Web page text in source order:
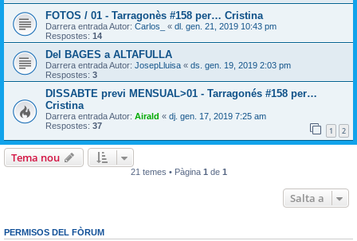
FOTOS / 01 - Tarragonès #158 per… Cristina
Darrera entrada Autor: Carlos_ « dl. gen. 21, 2019 10:43 pm
Respostes: 14
Del BAGES a ALTAFULLA
Darrera entrada Autor: JosepLluisa « ds. gen. 19, 2019 2:03 pm
Respostes: 3
DISSABTE previ MENSUAL>01 - Tarragonés #158 per…
Cristina
Darrera entrada Autor: Airald « dj. gen. 17, 2019 7:25 am
Respostes: 37 1 2
Tema nou
21 temes • Pàgina 1 de 1
Salta a
PERMISOS DEL FÒRUM